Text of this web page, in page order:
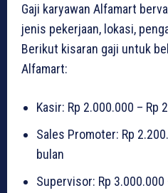
Gaji karyawan Alfamart
jenis pekerjaan, lokasi,
Berikut kisaran gaji untuk
Alfamart:
Kasir: Rp 2.000.000 – Rp
Sales Promoter: Rp
bulan
Supervisor: Rp